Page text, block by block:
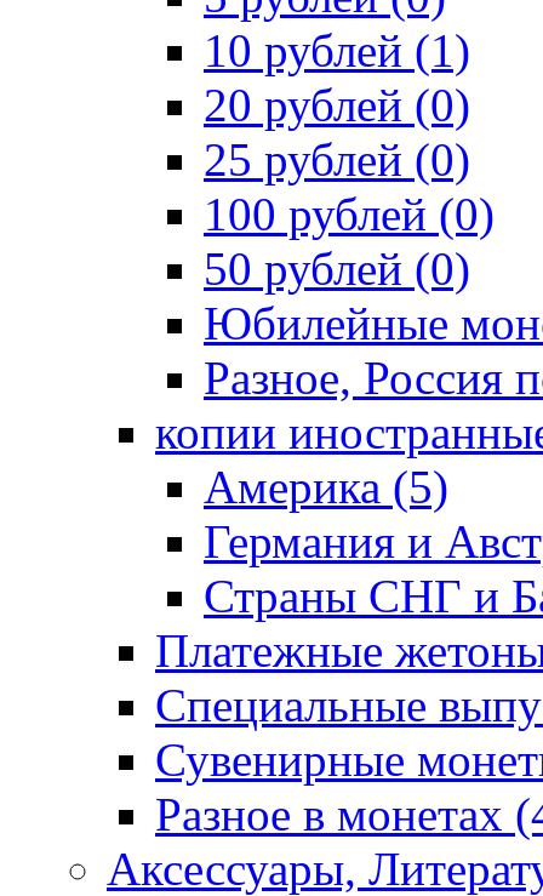
10 рублей (1)
20 рублей (0)
25 рублей (0)
100 рублей (0)
50 рублей (0)
Юбилейные
Разное, Россия
копии
Америка (5)
Германия и
Страны СНГ и
Платежные
Специальные
Сувенирные
Разное в монетах
Аксессуары,